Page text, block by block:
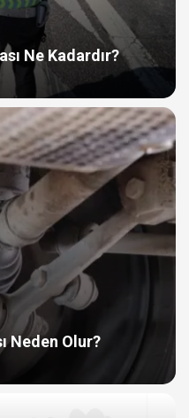
Ne Kadardır?
Neden Olur?